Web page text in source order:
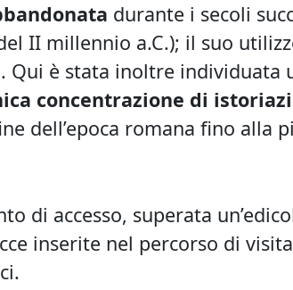
durante i secoli
II millennio a.C.); il suo
Qui è stata inoltre individuata
concentrazione di
dell’epoca romana fino alla
di accesso, superata
inserite nel percorso di